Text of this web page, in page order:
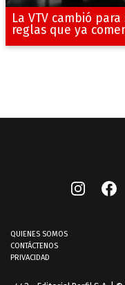
La VTV cambió
reglas que ya
QUIENES SOMOS
CONTÁCTENOS
PRIVACIDAD